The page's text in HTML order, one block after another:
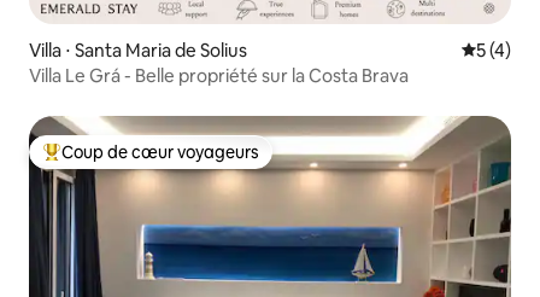
Villa ⋅ Santa Maria de Solius
5 (4)
Villa Le Grá - Belle propriété sur la Costa Brava
Coups de cœur voyageurs les plus appréciés
Coup de cœur voyageurs